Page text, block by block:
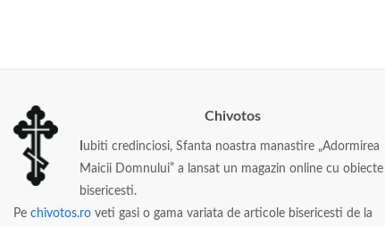
Chivotos
ubiti credinciosi, Sfanta noastra manastire „Adormirea
Maicii Domnului” a lansat un magazin online cu obiecte
bisericesti.
Pe chivotos.ro veti gasi o gama variata de articole bisericesti de la